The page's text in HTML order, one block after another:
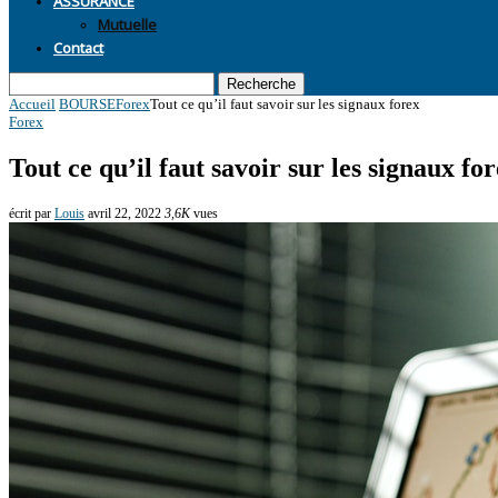
Mutuelle
Contact
Recherche
Accueil BOURSEForexTout ce qu’il faut savoir sur les signaux forex
Forex
Tout ce qu’il faut savoir sur les signaux
écrit par Louis avril 22, 2022 3,6Kvues